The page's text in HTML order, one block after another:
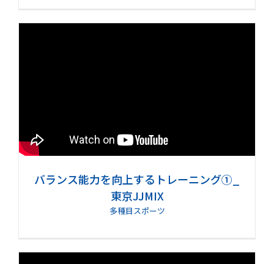
バランス能力を向上するトレーニング①_
東京JJMIX
多種目スポーツ